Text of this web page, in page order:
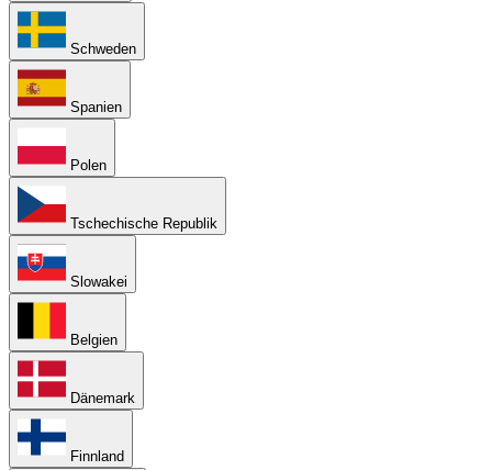
Schweden
Spanien
Polen
Tschechische Republik
Slowakei
Belgien
Dänemark
Finnland